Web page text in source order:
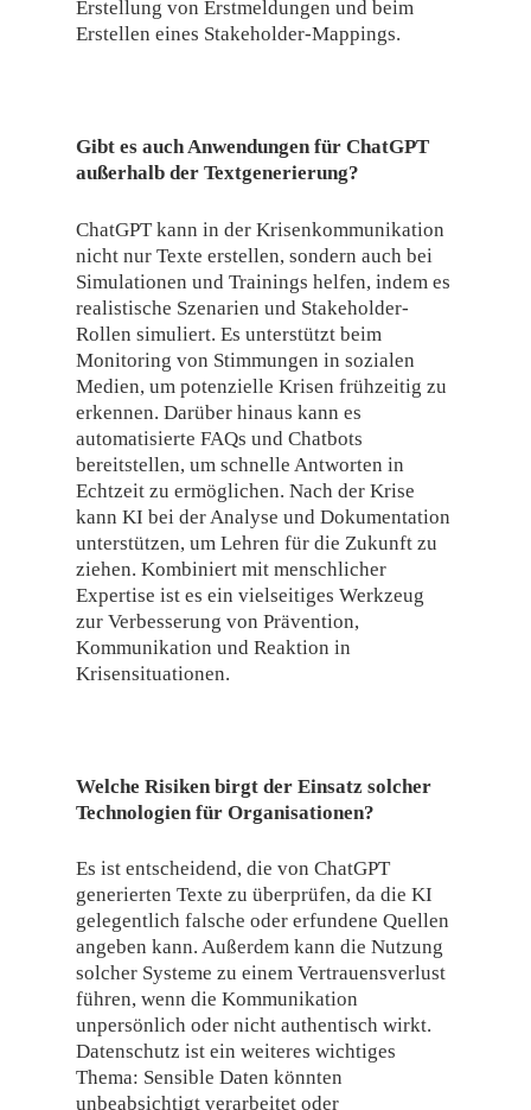
Erstellung von Erstmeldungen und beim
Erstellen eines Stakeholder-Mappings.
Gibt es auch Anwendungen für ChatGPT
außerhalb der Textgenerierung?
ChatGPT kann in der Krisenkommunikation
nicht nur Texte erstellen, sondern auch bei
Simulationen und Trainings helfen, indem es
realistische Szenarien und Stakeholder-
Rollen simuliert. Es unterstützt beim
Monitoring von Stimmungen in sozialen
Medien, um potenzielle Krisen frühzeitig zu
erkennen. Darüber hinaus kann es
automatisierte FAQs und Chatbots
bereitstellen, um schnelle Antworten in
Echtzeit zu ermöglichen. Nach der Krise
kann KI bei der Analyse und Dokumentation
unterstützen, um Lehren für die Zukunft zu
ziehen. Kombiniert mit menschlicher
Expertise ist es ein vielseitiges Werkzeug
zur Verbesserung von Prävention,
Kommunikation und Reaktion in
Krisensituationen.
Welche Risiken birgt der Einsatz solcher
Technologien für Organisationen?
Es ist entscheidend, die von ChatGPT
generierten Texte zu überprüfen, da die KI
gelegentlich falsche oder erfundene Quellen
angeben kann. Außerdem kann die Nutzung
solcher Systeme zu einem Vertrauensverlust
führen, wenn die Kommunikation
unpersönlich oder nicht authentisch wirkt.
Datenschutz ist ein weiteres wichtiges
Thema: Sensible Daten könnten
unbeabsichtigt verarbeitet oder